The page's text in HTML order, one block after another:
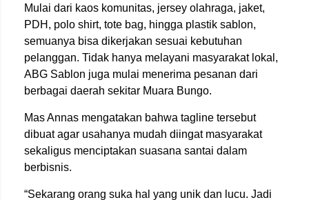
Mulai dari kaos komunitas, jersey olahraga, jaket,
PDH, polo shirt, tote bag, hingga plastik sablon,
semuanya bisa dikerjakan sesuai kebutuhan
pelanggan. Tidak hanya melayani masyarakat lokal,
ABG Sablon juga mulai menerima pesanan dari
berbagai daerah sekitar Muara Bungo.
Mas Annas mengatakan bahwa tagline tersebut
dibuat agar usahanya mudah diingat masyarakat
sekaligus menciptakan suasana santai dalam
berbisnis.
“Sekarang orang suka hal yang unik dan lucu. Jadi